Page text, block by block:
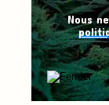
Nous